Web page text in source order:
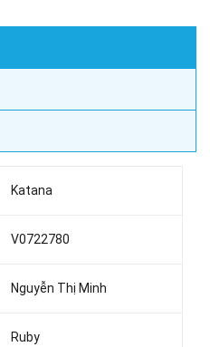
Katana
V0722780
Nguyễn Thị Minh
Ruby